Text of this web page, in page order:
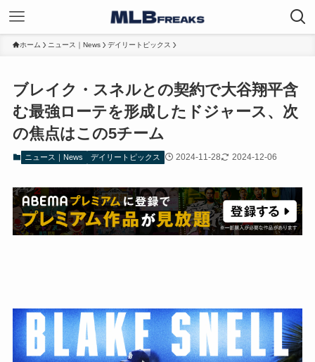
ホーム ニュース｜News デイリートピックス
ブレイク・スネルとの契約で大谷翔平含
む最強ローテを形成したドジャース、次
の焦点はこの5チーム
ニュース｜News デイリートピックス 2024-11-28 2024-12-06